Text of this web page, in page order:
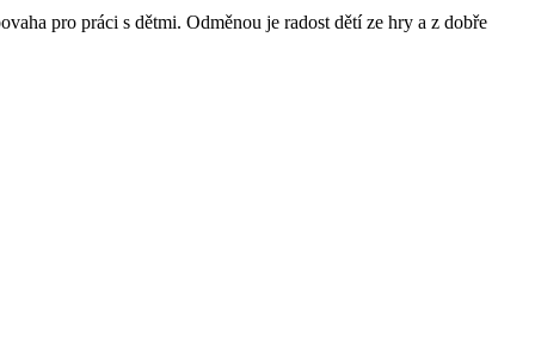
pro práci s dětmi. Odměnou je radost dětí ze hry a z dobře